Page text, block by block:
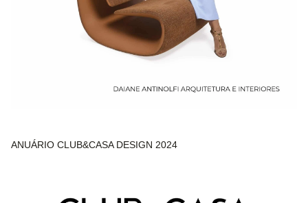
ANUÁRIO CLUB&CASA DESIGN 2024